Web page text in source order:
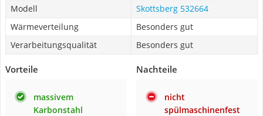
Modell
Skottsberg 532664
Wärmeverteilung
Besonders gut
Verarbeitungsqualität
Besonders gut
Vorteile
massivem
Karbonstahl
Nachteile
nicht
spülmaschinenfest